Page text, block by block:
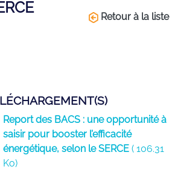
Retour à la liste
Report des BACS : une opportunité à
saisir pour booster l’efficacité
énergétique, selon le SERCE ( 106.31
Ko)